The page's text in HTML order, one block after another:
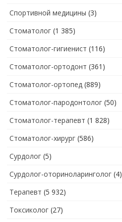
Спортивной медицины (3)
Стоматолог (1 385)
Стоматолог-гигиенист (116)
Стоматолог-ортодонт (361)
Стоматолог-ортопед (889)
Стоматолог-пародонтолог (50)
Стоматолог-терапевт (1 828)
Стоматолог-хирург (586)
Сурдолог (5)
Сурдолог-оториноларинголог (4)
Терапевт (5 932)
Токсиколог (27)